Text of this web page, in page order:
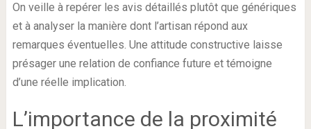
On veille à repérer les avis détaillés plutôt que génériques
et à analyser la manière dont l’artisan répond aux
remarques éventuelles. Une attitude constructive laisse
présager une relation de confiance future et témoigne
d’une réelle implication.
L’importance de la proximité